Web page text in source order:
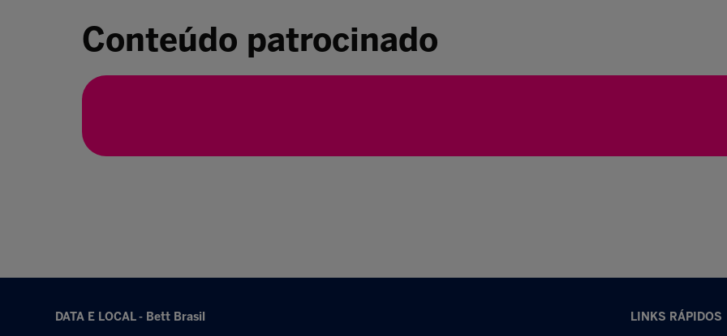
Conteúdo patrocinado
DATA E LOCAL - Bett Brasil LINKS RÁPIDOS